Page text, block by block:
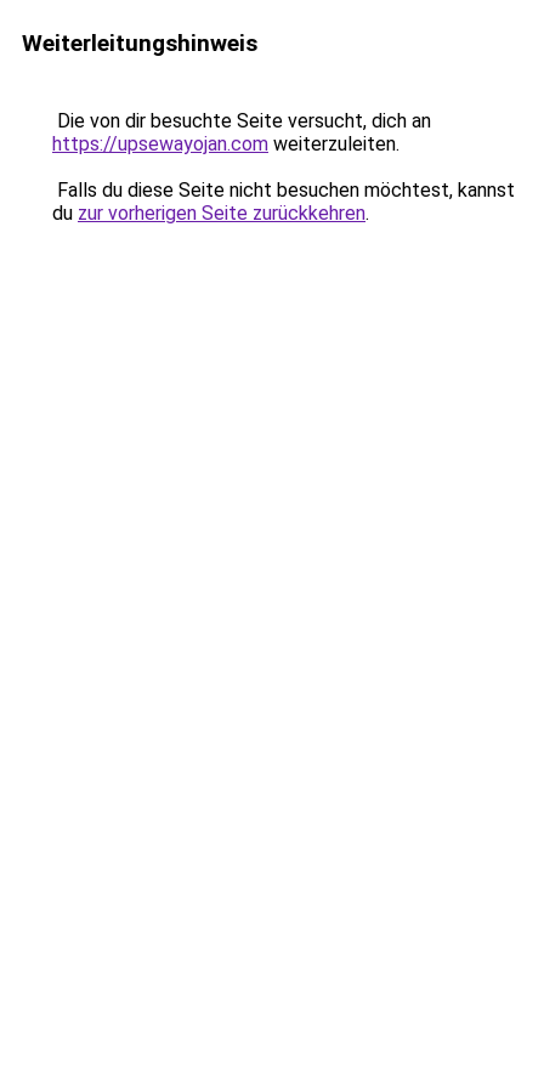
Weiterleitungshinweis
Die von dir besuchte Seite versucht, dich an
https://upsewayojan.com weiterzuleiten.
Falls du diese Seite nicht besuchen möchtest, kannst
du zur vorherigen Seite zurückkehren.